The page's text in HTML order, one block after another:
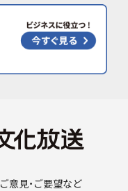
ご意見・ご要望など